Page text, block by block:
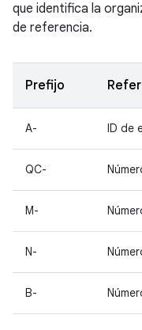
que identifica la
de referencia.
Prefijo
A- ID de
QC-
M-
N-
B-